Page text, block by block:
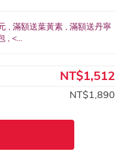
, 滿額送葉黃素 , 滿額送丹寧
, <...
NT$1,512
NT$1,890